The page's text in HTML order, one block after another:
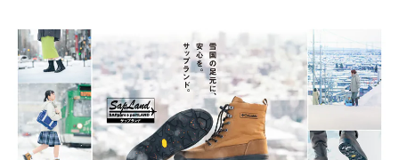
3950079 3111050
7823950077 3101048